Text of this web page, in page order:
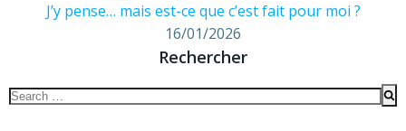
J’y pense… mais est-ce que c’est fait pour moi ?
16/01/2026
Rechercher
Search